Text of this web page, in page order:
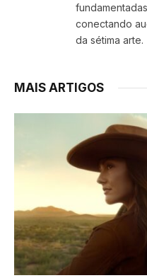
conectando
da sétima arte.
MAIS ARTIGOS